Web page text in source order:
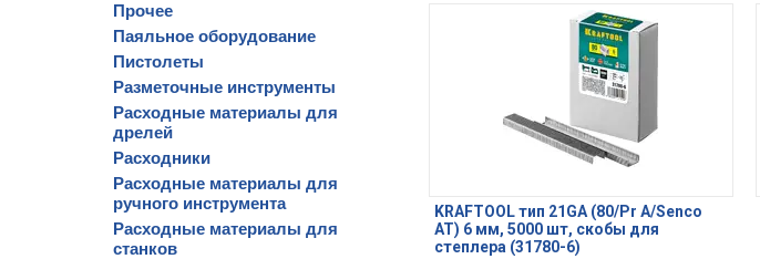
Прочее
Паяльное оборудование
Пистолеты
Разметочные инструменты
Расходные материалы для
дрелей
Расходники
Расходные материалы для
ручного инструмента
Расходные материалы для
станков
KRAFTOOL тип 21GA (80/Pr A/Senco
AT) 6 мм, 5000 шт, скобы для
степлера (31780-6)